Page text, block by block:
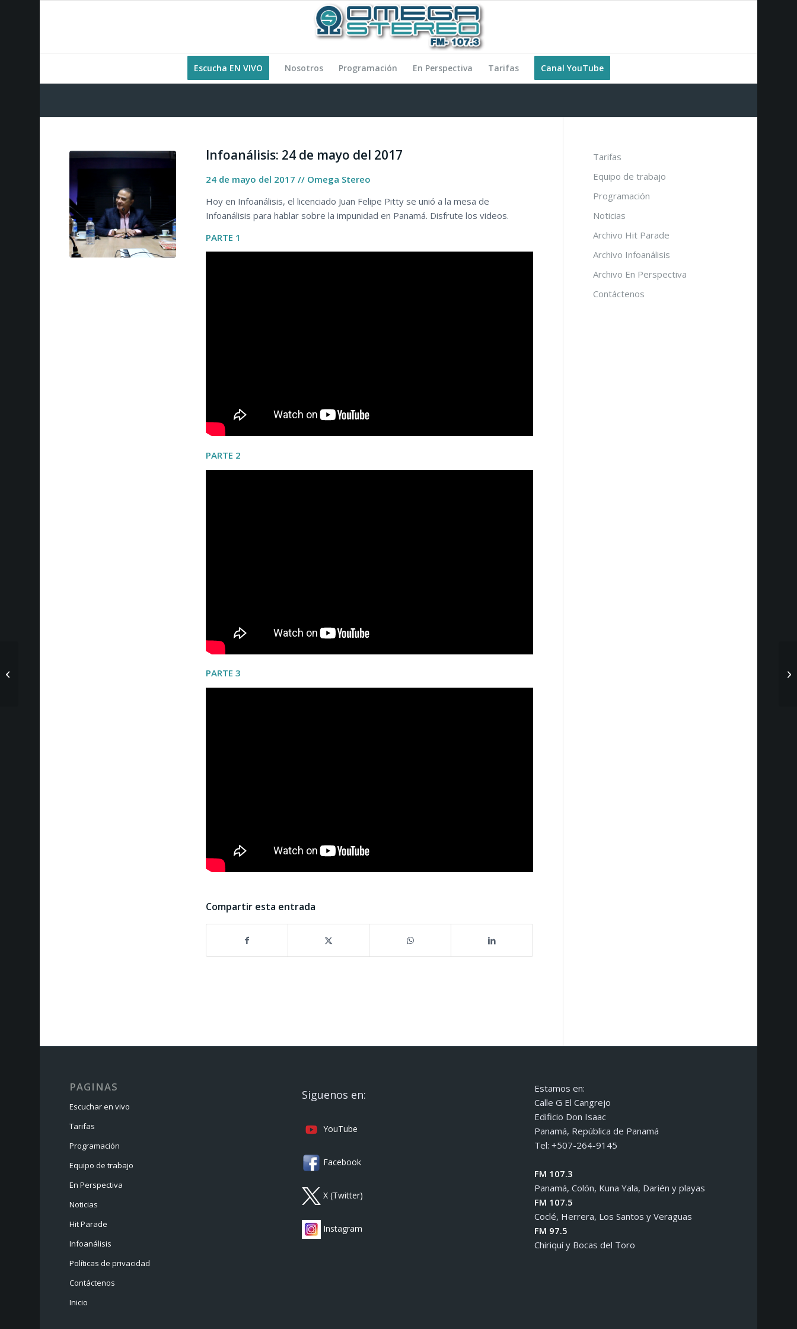
Escucha EN VIVO Nosotros Programación En Perspectiva Tarifas Canal YouTube
Infoanálisis: 24 de mayo del 2017
24 de mayo del 2017 // Omega Stereo
Hoy en Infoanálisis, el licenciado Juan Felipe Pitty se unió a la mesa de
Infoanálisis para hablar sobre la impunidad en Panamá. Disfrute los videos.
PARTE 1
PARTE 2
PARTE 3
Compartir esta entrada
Tarifas
Equipo de trabajo
Programación
Noticias
Archivo Hit Parade
Archivo Infoanálisis
Archivo En Perspectiva
Contáctenos
PAGINAS
Escuchar en vivo
Tarifas
Programación
Equipo de trabajo
En Perspectiva
Noticias
Hit Parade
Infoanálisis
Políticas de privacidad
Contáctenos
Inicio
Siguenos en:
YouTube
Facebook
X (Twitter)
Instagram
Estamos en:
Calle G El Cangrejo
Edificio Don Isaac
Panamá, República de Panamá
Tel: +507-264-9145
FM 107.3
Panamá, Colón, Kuna Yala, Darién y playas
FM 107.5
Coclé, Herrera, Los Santos y Veraguas
FM 97.5
Chiriquí y Bocas del Toro